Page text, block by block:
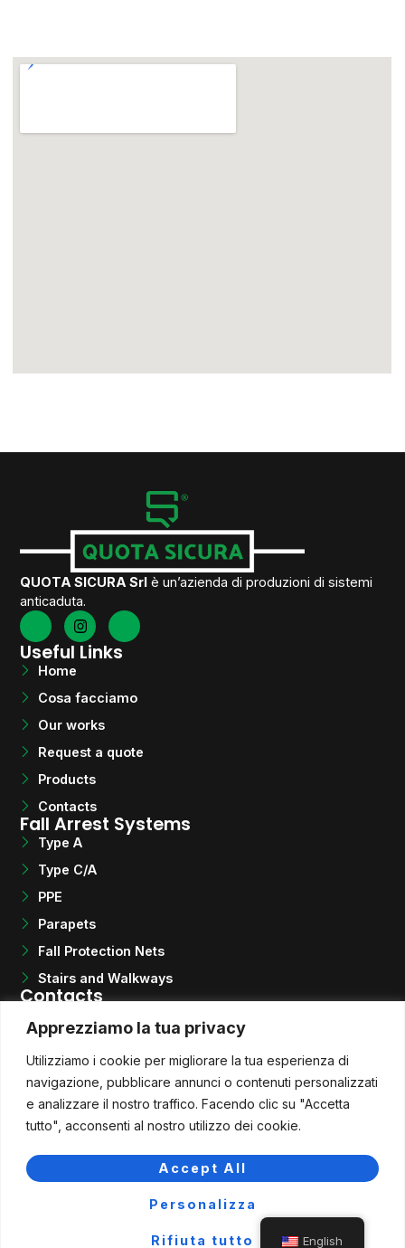
Apprezziamo la tua privacy
Utilizziamo i cookie per migliorare la tua esperienza di
navigazione, pubblicare annunci o contenuti personalizzati
e analizzare il nostro traffico. Facendo clic su "Accetta
tutto", acconsenti al nostro utilizzo dei cookie.
Personalizza
Rifiuta tutto
Accept All
QUOTA SICURA Srl è un’azienda di produzioni di sistemi
anticaduta.
Useful Links
Home
Cosa facciamo
Our works
Request a quote
Products
Contacts
Fall Arrest Systems
Type A
Type C/A
PPE
Parapets
Fall Protection Nets
Stairs and Walkways
Contacts
+39 0922 464054
info@quotasicura.com
QUOTA SICURA S.r.l. Unipersonale
Via Regione Siciliana n° 108
92100 AGRIGENTO
SDI: M5UXCR1
Tel.: ‪+39 0922 464054
English
Chatta con noi